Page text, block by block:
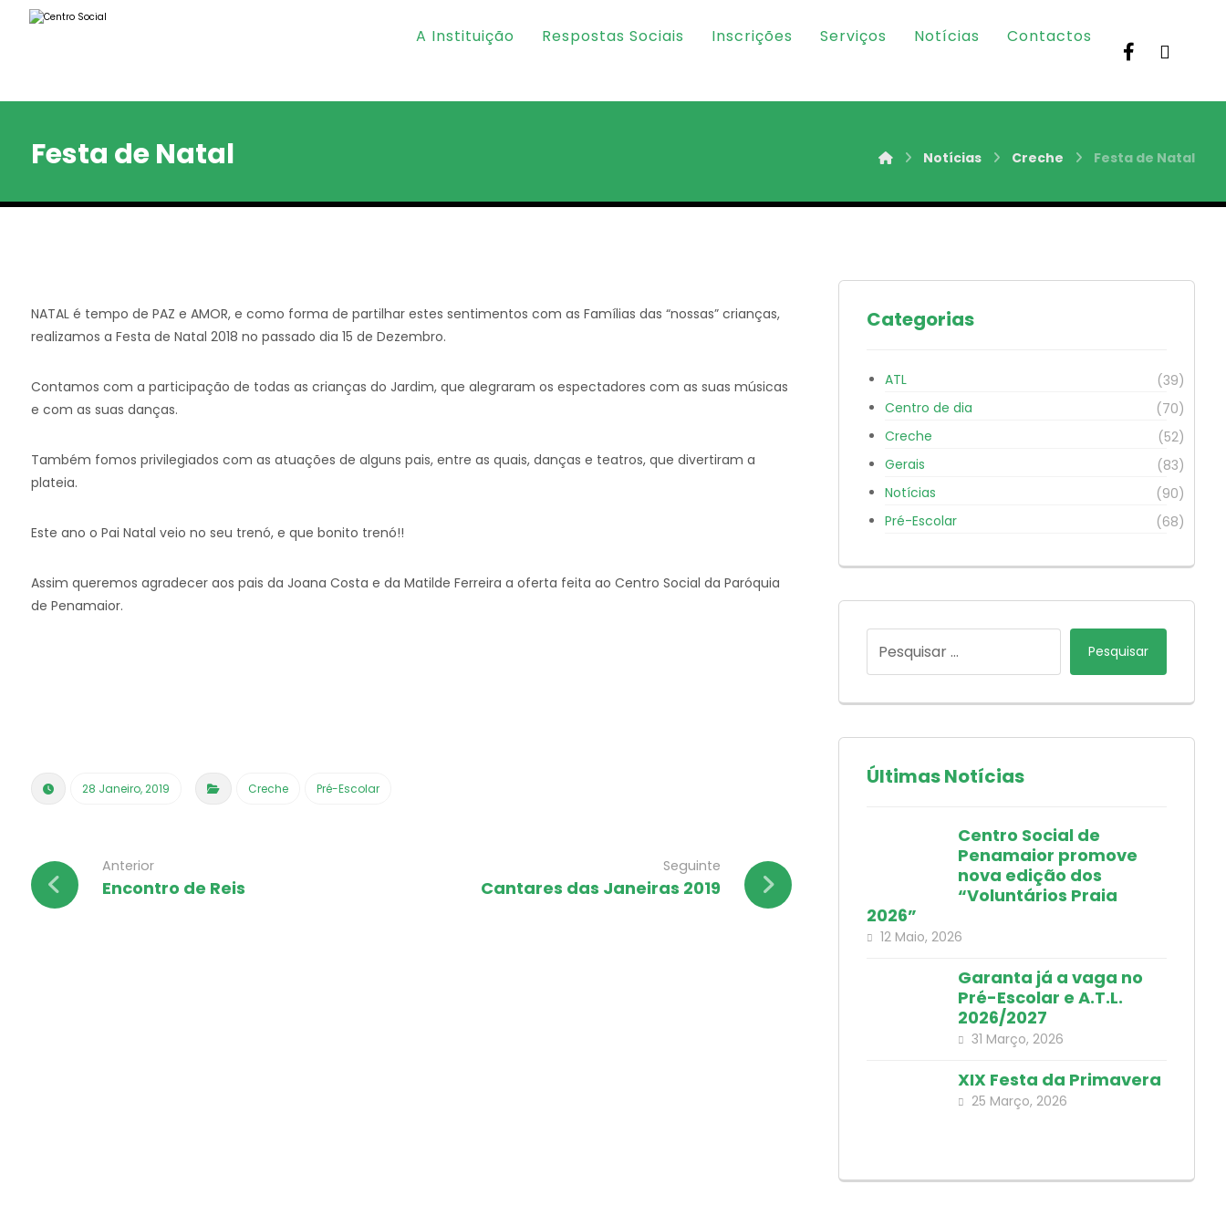
A Instituição Respostas Sociais Inscrições Serviços Notícias Contactos
Festa de Natal Notícias Creche Festa de Natal
NATAL é tempo de PAZ e AMOR, e como forma de partilhar estes sentimentos com as Famílias das “nossas” crianças,
realizamos a Festa de Natal 2018 no passado dia 15 de Dezembro.
Contamos com a participação de todas as crianças do Jardim, que alegraram os espectadores com as suas músicas
e com as suas danças.
Também fomos privilegiados com as atuações de alguns pais, entre as quais, danças e teatros, que divertiram a
plateia.
Este ano o Pai Natal veio no seu trenó, e que bonito trenó!!
Assim queremos agradecer aos pais da Joana Costa e da Matilde Ferreira a oferta feita ao Centro Social da Paróquia
de Penamaior.
28 Janeiro, 2019 Creche Pré-Escolar
Anterior
Encontro de Reis
Seguinte
Cantares das Janeiras 2019
Categorias
ATL
(39)
Centro de dia
(70)
Creche
(52)
Gerais
(83)
Notícias
(90)
Pré-Escolar
(68)
Pesquisar
Últimas Notícias
Centro Social de
Penamaior promove
nova edição dos
“Voluntários Praia
2026”
12 Maio, 2026
Garanta já a vaga no
Pré-Escolar e A.T.L.
2026/2027
31 Março, 2026
XIX Festa da Primavera
25 Março, 2026